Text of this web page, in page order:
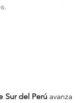
Sur del Perú avanza